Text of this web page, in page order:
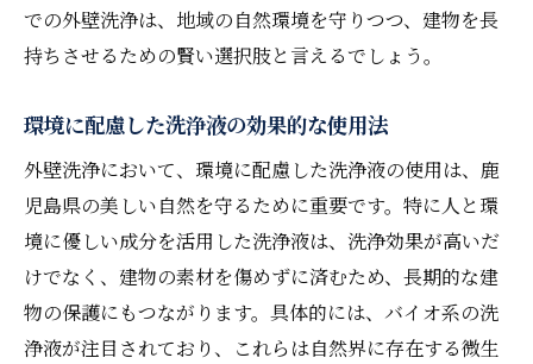
での外壁洗浄は、地域の自然環境を守りつつ、建物を長
持ちさせるための賢い選択肢と言えるでしょう。
環境に配慮した洗浄液の効果的な使用法
外壁洗浄において、環境に配慮した洗浄液の使用は、鹿
児島県の美しい自然を守るために重要です。特に人と環
境に優しい成分を活用した洗浄液は、洗浄効果が高いだ
けでなく、建物の素材を傷めずに済むため、長期的な建
物の保護にもつながります。具体的には、バイオ系の洗
浄液が注目されており、これらは自然界に存在する微生